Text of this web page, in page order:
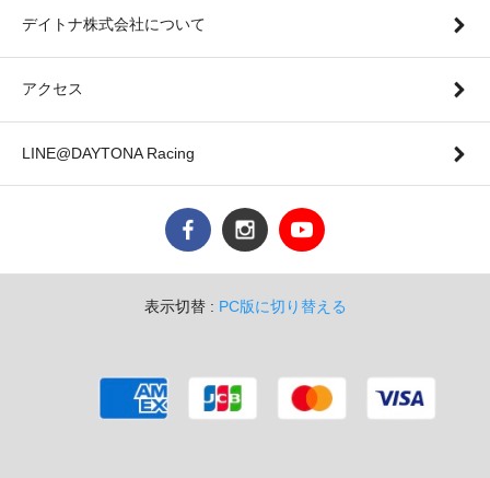
デイトナ株式会社について
アクセス
LINE@DAYTONA Racing
表示切替 : PC版に切り替える